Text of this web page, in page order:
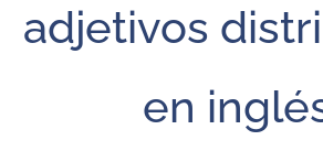
adjetivos
en